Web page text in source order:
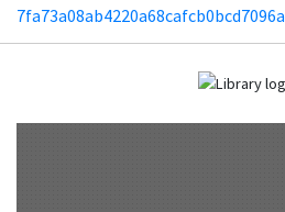
7fa73a08ab4220a68cafcb0bcd7096a